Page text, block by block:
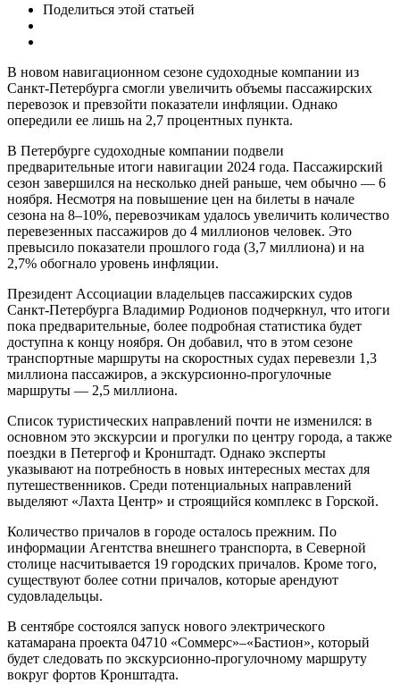
Поделиться этой статьей
В новом навигационном сезоне судоходные компании из
Санкт-Петербурга смогли увеличить объемы пассажирских
перевозок и превзойти показатели инфляции. Однако
опередили ее лишь на 2,7 процентных пункта.
В Петербурге судоходные компании подвели
предварительные итоги навигации 2024 года. Пассажирский
сезон завершился на несколько дней раньше, чем обычно — 6
ноября. Несмотря на повышение цен на билеты в начале
сезона на 8–10%, перевозчикам удалось увеличить количество
перевезенных пассажиров до 4 миллионов человек. Это
превысило показатели прошлого года (3,7 миллиона) и на
2,7% обогнало уровень инфляции.
Президент Ассоциации владельцев пассажирских судов
Санкт-Петербурга Владимир Родионов подчеркнул, что итоги
пока предварительные, более подробная статистика будет
доступна к концу ноября. Он добавил, что в этом сезоне
транспортные маршруты на скоростных судах перевезли 1,3
миллиона пассажиров, а экскурсионно-прогулочные
маршруты — 2,5 миллиона.
Список туристических направлений почти не изменился: в
основном это экскурсии и прогулки по центру города, а также
поездки в Петергоф и Кронштадт. Однако эксперты
указывают на потребность в новых интересных местах для
путешественников. Среди потенциальных направлений
выделяют «Лахта Центр» и строящийся комплекс в Горской.
Количество причалов в городе осталось прежним. По
информации Агентства внешнего транспорта, в Северной
столице насчитывается 19 городских причалов. Кроме того,
существуют более сотни причалов, которые арендуют
судовладельцы.
В сентябре состоялся запуск нового электрического
катамарана проекта 04710 «Соммерс»–«Бастион», который
будет следовать по экскурсионно-прогулочному маршруту
вокруг фортов Кронштадта.